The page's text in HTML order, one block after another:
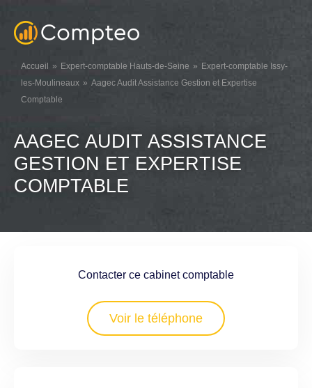
Accueil Expert-comptable Hauts-de-Seine
Expert-comptable Issy-
les-Moulineaux
Aagec Audit Assistance Gestion et Expertise
Comptable
AAGEC AUDIT ASSISTANCE
GESTION ET EXPERTISE
COMPTABLE
Contacter ce cabinet comptable
Voir le téléphone